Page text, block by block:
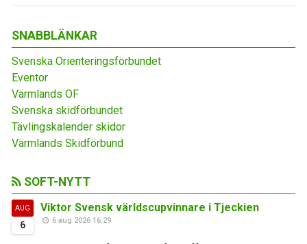
SNABBLÄNKAR
Svenska Orienteringsförbundet
Eventor
Värmlands OF
Svenska skidförbundet
Tävlingskalender skidor
Värmlands Skidförbund
SOFT-NYTT
AUG
6
Viktor Svensk världscupvinnare i Tjeckien
6 aug 2026 16:29